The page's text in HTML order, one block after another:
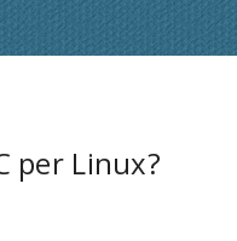
per Linux?